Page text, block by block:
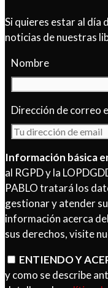
Si quieres estar al día
noticias de nuestras
Nombre
Dirección de correo
Información básica
al RGPD y la
PABLO tratará los
gestionar y atender
información acerca
sus derechos, visite
ENTIENDO Y
y como se describe